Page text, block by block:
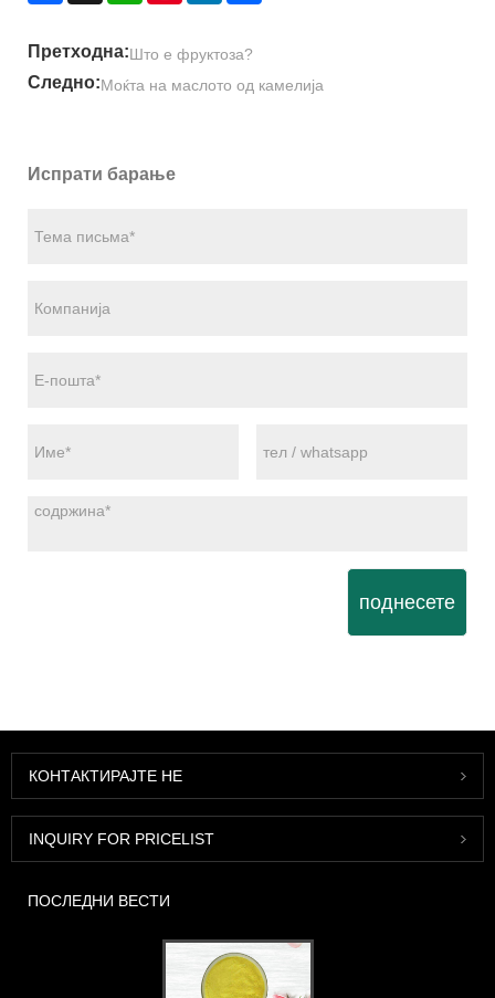
Претходна:Што е фруктоза?
Следно:Моќта на маслото од камелија
Испрати барање
поднесете
КОНТАКТИРАЈТЕ НЕ
INQUIRY FOR PRICELIST
ПОСЛЕДНИ ВЕСТИ